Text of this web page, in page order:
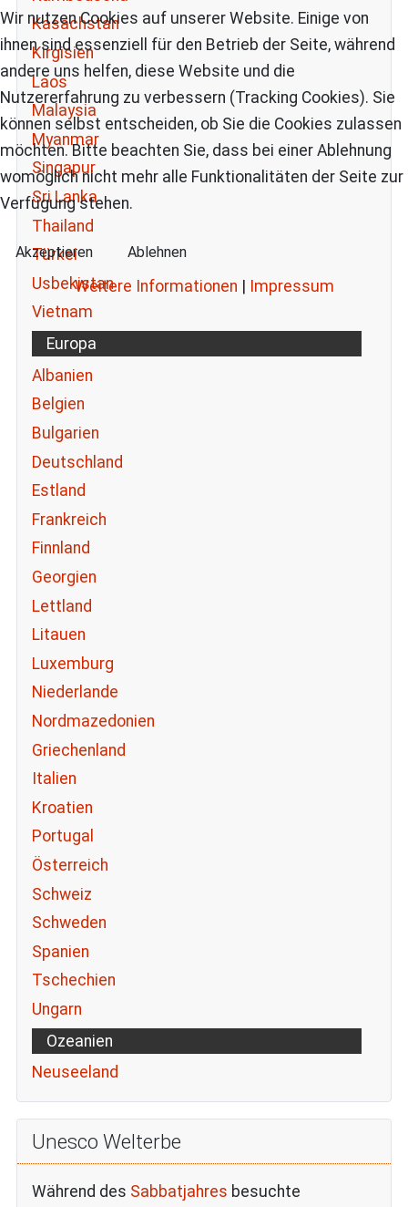
Kasachstan
Kirgisien
Laos
Malaysia
Myanmar
Singapur
Sri Lanka
Thailand
Türkei
Usbekistan
Vietnam
Europa
Albanien
Belgien
Bulgarien
Deutschland
Estland
Frankreich
Finnland
Georgien
Lettland
Litauen
Luxemburg
Niederlande
Nordmazedonien
Griechenland
Italien
Kroatien
Portugal
Österreich
Schweiz
Schweden
Spanien
Tschechien
Ungarn
Ozeanien
Neuseeland
Unesco Welterbe
Während des Sabbatjahres besuchte
Wir nutzen Cookies auf unserer Website. Einige von
ihnen sind essenziell für den Betrieb der Seite, während
andere uns helfen, diese Website und die
Nutzererfahrung zu verbessern (Tracking Cookies). Sie
können selbst entscheiden, ob Sie die Cookies zulassen
möchten. Bitte beachten Sie, dass bei einer Ablehnung
womöglich nicht mehr alle Funktionalitäten der Seite zur
Verfügung stehen.
Akzeptieren Ablehnen
Weitere Informationen | Impressum